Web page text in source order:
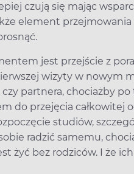
czują się mając
element
jest przejście z
wizyty w nowym
partnera, chociażby
do przejęcia całkowitej
studiów,
radzić samemu,
żyć bez rodziców. I że